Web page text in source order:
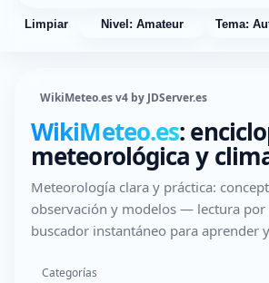
Limpiar Nivel: Amateur Tema:
WikiMeteo.es v4 by JDServer.es
WikiMeteo.es:
meteorológica y
Meteorología clara y práctica:
observación y modelos — lectura por
buscador instantáneo para aprender
Categorías